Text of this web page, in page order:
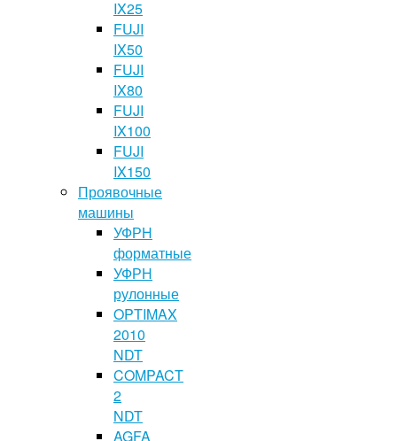
IX25
FUJI
IX50
FUJI
IX80
FUJI
IX100
FUJI
IX150
Проявочные
машины
УФРН
форматные
УФРН
рулонные
OPTIMAX
2010
NDT
COMPACT
2
NDT
AGFA